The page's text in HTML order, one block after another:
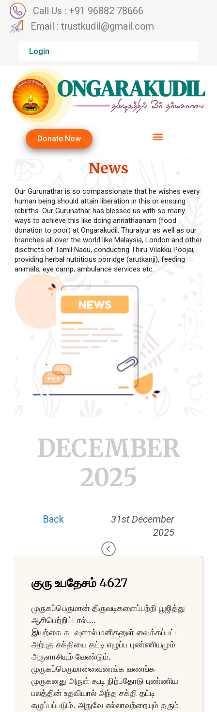
Call Us : +91 96882 78666
Email : trustkudil@gmail.com
Login
Donate Now
News
Our Gurunathar is so compassionate that he wishes every
human being should attain liberation in this or ensuing
rebirths. Our Gurunathar has blessed us with so many
ways to achieve this like doing annathaanam (food
donation to poor) at Ongarakudil, Thuraiyur as well as our
branches all over the world like Malaysia, London and other
disctricts of Tamil Nadu, conducting Thiru Vilakku Poojai,
providing herbal nutritious porridge (arutkanji), feeding
animals, eye camp, ambulance services etc.
DECEMBER
2025
Back
31st December
2025
குரு உபதேசம் 4627
முருகப்பெருமான் திருவடிகளைப்பற்றி பூஜித்து
ஆசிபெற்றிட்டால்….
இயற்கை கடவுளால் மனிதனுள் வைக்கப்பட்ட
அற்புத சக்தியை தட்டி எழுப்ப புண்ணியமும்
அருளாசியும் வேண்டும்.
முருகப்பெருமானைவணங்க வணங்க
முருகனது அருள் கூடி நிற்பதோடு புண்ணிய
பலத்தின் உதவியால் அந்த சக்தி தட்டி
எழுப்பப்படும். அதுவே எல்லாவற்றையும் தரும்